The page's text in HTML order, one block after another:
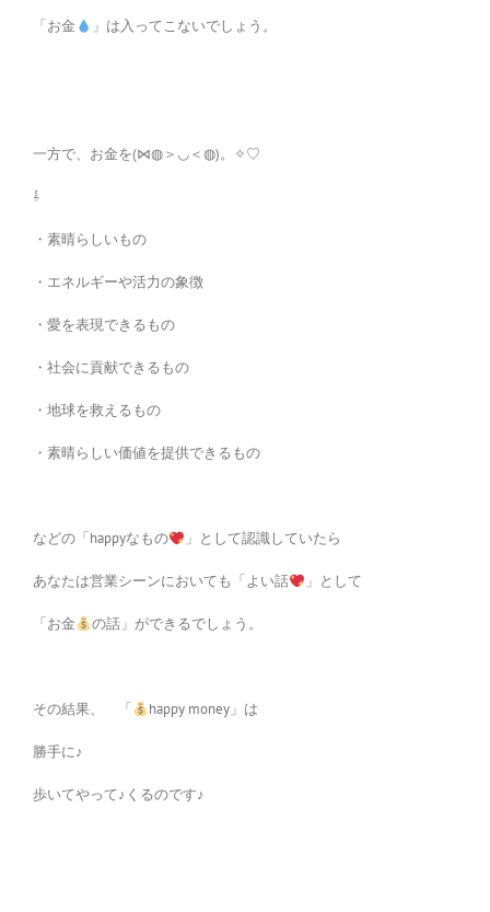
「お金 」は入ってこないでしょう。
一方で、お金を(⋈◍＞◡＜◍)。✧♡
⇩
・素晴らしいもの
・エネルギーや活力の象徴
・愛を表現できるもの
・社会に貢献できるもの
・地球を救えるもの
・素晴らしい価値を提供できるもの
などの「happyなもの 」として認識していたら
あなたは営業シーンにおいても「よい話 」として
「お金 の話」ができるでしょう。
その結果、 「 happy money」は
勝手に♪
歩いてやって♪くるのです♪